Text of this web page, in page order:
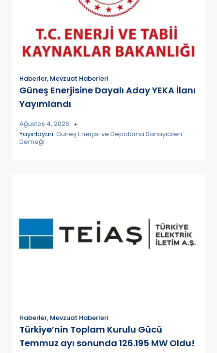
Haberler, Mevzuat Haberleri
Güneş Enerjisine Dayalı Aday YEKA İlanı
Yayımlandı
Ağustos 4, 2026
Yayınlayan: Güneş Enerjisi ve Depolama Sanayicileri
Derneği
Haberler, Mevzuat Haberleri
Türkiye’nin Toplam Kurulu Gücü
Temmuz ayı sonunda 126.195 MW Oldu!